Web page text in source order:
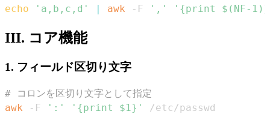
echo
'a,b,c,d' awk -F ',' '{print $(NF-
III. コア機能
1. フィールド区切り文字
# コロンを区切り文字として指定
awk -F ':' '{print $1}' /etc/passwd